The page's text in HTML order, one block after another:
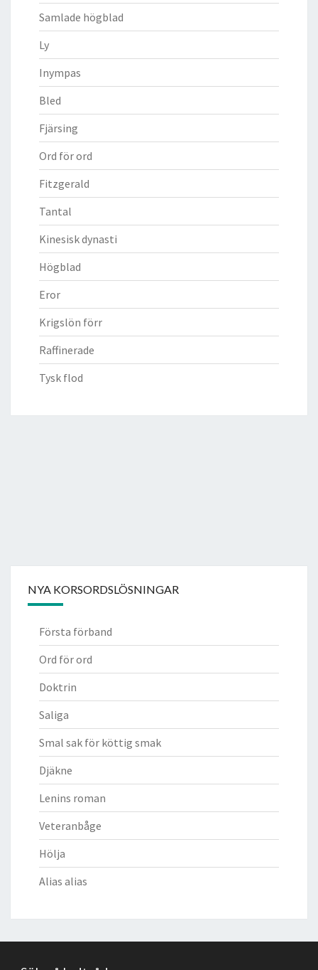
Samlade högblad
Ly
Inympas
Bled
Fjärsing
Ord för ord
Fitzgerald
Tantal
Kinesisk dynasti
Högblad
Eror
Krigslön förr
Raffinerade
Tysk flod
NYA KORSORDSLÖSNINGAR
Första förband
Ord för ord
Doktrin
Saliga
Smal sak för köttig smak
Djäkne
Lenins roman
Veteranbåge
Hölja
Alias alias